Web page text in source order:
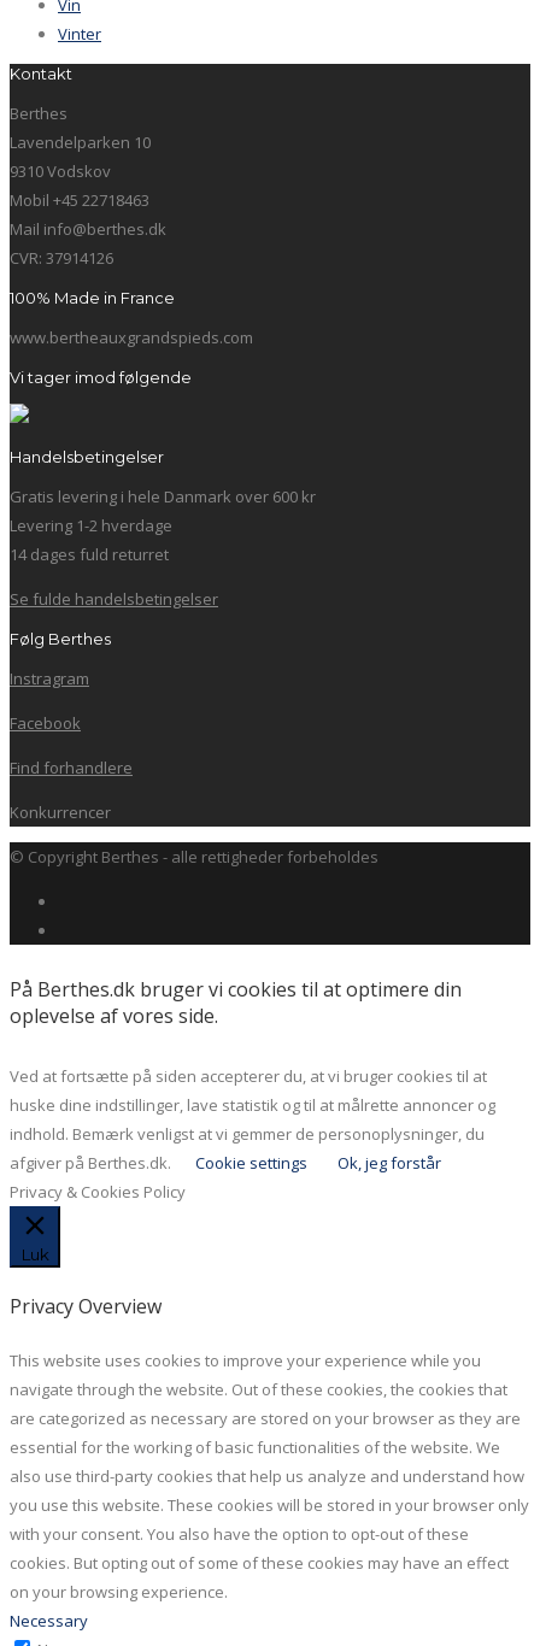
Vin
Vinter
Kontakt
Berthes
Lavendelparken 10
9310 Vodskov
Mobil +45 22718463
Mail info@berthes.dk
CVR: 37914126
100% Made in France
www.bertheauxgrandspieds.com
Vi tager imod følgende
Handelsbetingelser
Gratis levering i hele Danmark over 600 kr
Levering 1-2 hverdage
14 dages fuld returret
Se fulde handelsbetingelser
Følg Berthes
Instragram
Facebook
Find forhandlere
Konkurrencer
© Copyright Berthes - alle rettigheder forbeholdes
På Berthes.dk bruger vi cookies til at optimere din
oplevelse af vores side.
Ved at fortsætte på siden accepterer du, at vi bruger cookies til at
huske dine indstillinger, lave statistik og til at målrette annoncer og
indhold. Bemærk venligst at vi gemmer de personoplysninger, du
afgiver på Berthes.dk.
Cookie settings
Ok, jeg forstår
Privacy & Cookies Policy
Luk
Privacy Overview
This website uses cookies to improve your experience while you
navigate through the website. Out of these cookies, the cookies that
are categorized as necessary are stored on your browser as they are
essential for the working of basic functionalities of the website. We
also use third-party cookies that help us analyze and understand how
you use this website. These cookies will be stored in your browser only
with your consent. You also have the option to opt-out of these
cookies. But opting out of some of these cookies may have an effect
on your browsing experience.
Necessary